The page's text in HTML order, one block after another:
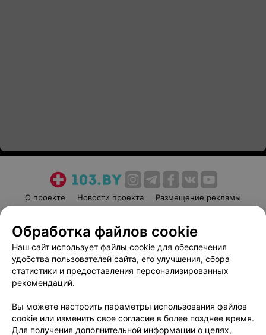
О проекте Новости проекта
Размещение рекламы
Пользовательское соглашение
Способы оплаты
Вакансии
Партнеры
Написать руководителю 103.by
Обработка персональных данных
Обработка файлов cookie
Наш сайт использует файлы cookie для обеспечения
удобства пользователей сайта, его улучшения, сбора
статистики и предоставления персонализированных
рекомендаций.
Вы можете настроить параметры использования файлов
cookie или изменить свое согласие в более позднее время.
Для получения дополнительной информации о целях,